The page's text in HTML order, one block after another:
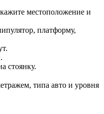
местоположение и
платформу,
стоянку.
типа авто и уровня